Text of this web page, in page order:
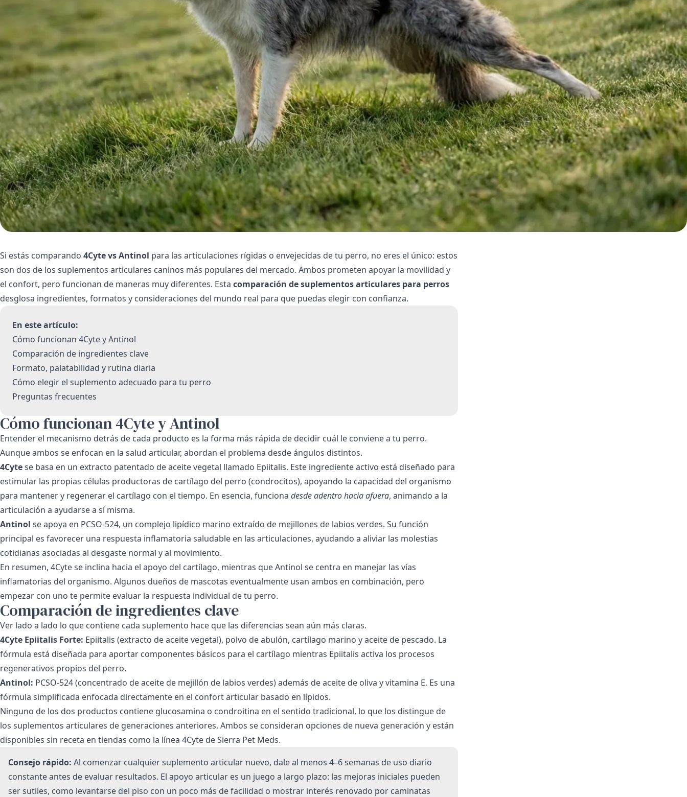
Si estás comparando 4Cyte vs Antinol para las articulaciones rígidas o envejecidas de tu perro, no eres el único: estos
son dos de los suplementos articulares caninos más populares del mercado. Ambos prometen apoyar la movilidad y
el confort, pero funcionan de maneras muy diferentes. Esta comparación de suplementos articulares para perros
desglosa ingredientes, formatos y consideraciones del mundo real para que puedas elegir con confianza.
En este artículo:
Cómo funcionan 4Cyte y Antinol
Comparación de ingredientes clave
Formato, palatabilidad y rutina diaria
Cómo elegir el suplemento adecuado para tu perro
Preguntas frecuentes
Cómo funcionan 4Cyte y Antinol
Entender el mecanismo detrás de cada producto es la forma más rápida de decidir cuál le conviene a tu perro.
Aunque ambos se enfocan en la salud articular, abordan el problema desde ángulos distintos.
4Cytese basa en un extracto patentado de aceite vegetal llamado Epiitalis. Este ingrediente activo está diseñado para
estimular las propias células productoras de cartílago del perro (condrocitos), apoyando la capacidad del organismo
para mantener y regenerar el cartílago con el tiempo. En esencia, funciona desde adentro hacia afuera, animando a la
articulación a ayudarse a sí misma.
Antinol se apoya en PCSO-524, un complejo lipídico marino extraído de mejillones de labios verdes. Su función
principal es favorecer una respuesta inflamatoria saludable en las articulaciones, ayudando a aliviar las molestias
cotidianas asociadas al desgaste normal y al movimiento.
En resumen, 4Cyte se inclina hacia el apoyo del cartílago, mientras que Antinol se centra en manejar las vías
inflamatorias del organismo. Algunos dueños de mascotas eventualmente usan ambos en combinación, pero
empezar con uno te permite evaluar la respuesta individual de tu perro.
Comparación de ingredientes clave
Ver lado a lado lo que contiene cada suplemento hace que las diferencias sean aún más claras.
4Cyte Epiitalis Forte: Epiitalis (extracto de aceite vegetal), polvo de abulón, cartílago marino y aceite de pescado. La
fórmula está diseñada para aportar componentes básicos para el cartílago mientras Epiitalis activa los procesos
regenerativos propios del perro.
Antinol: PCSO-524 (concentrado de aceite de mejillón de labios verdes) además de aceite de oliva y vitamina E. Es una
fórmula simplificada enfocada directamente en el confort articular basado en lípidos.
Ninguno de los dos productos contiene glucosamina o condroitina en el sentido tradicional, lo que los distingue de
los suplementos articulares de generaciones anteriores. Ambos se consideran opciones de nueva generación y están
disponibles sin receta en tiendas como la línea 4Cyte de Sierra Pet Meds.
Consejo rápido: Al comenzar cualquier suplemento articular nuevo, dale al menos 4–6 semanas de uso diario
constante antes de evaluar resultados. El apoyo articular es un juego a largo plazo: las mejoras iniciales pueden
ser sutiles, como levantarse del piso con un poco más de facilidad o mostrar interés renovado por caminatas